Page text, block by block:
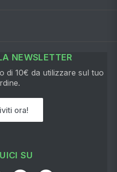
NEWSLETTER
di 10€ da utilizzare sul tuo
ora!
SU